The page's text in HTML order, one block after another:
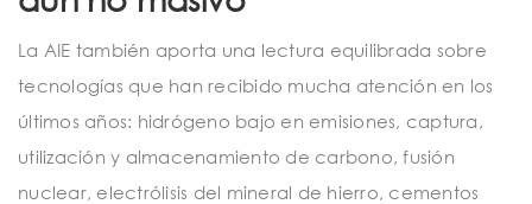
La AIE también aporta una lectura equilibrada sobre
tecnologías que han recibido mucha atención en los
últimos años: hidrógeno bajo en emisiones, captura,
utilización y almacenamiento de carbono, fusión
nuclear, electrólisis del mineral de hierro, cementos